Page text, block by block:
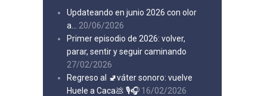
Updateando en junio 2026 con olor
a…
20/06/2026
Primer episodio de 2026: volver,
parar, sentir y seguir caminando
27/02/2026
Regreso al 🚽váter sonoro: vuelve
Huele a Caca💩 🎙️🎧 16/02/2026